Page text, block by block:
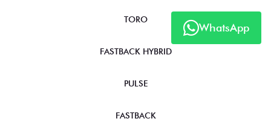
WhatsApp
TORO
FASTBACK HYBRID
PULSE
FASTBACK